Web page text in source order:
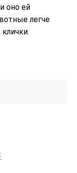
оно ей
легче